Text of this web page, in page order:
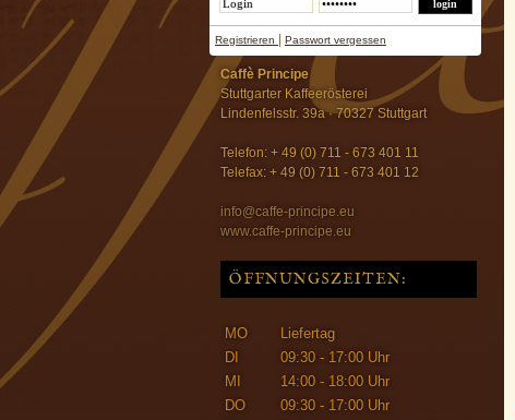
Registrieren Passwort vergessen
Caffè Principe
Stuttgarter Kaffeerösterei
Lindenfelsstr. 39a · 70327 Stuttgart
Telefon: + 49 (0) 711 - 673 401 11
Telefax: + 49 (0) 711 - 673 401 12
info@caffe-principe.eu
www.caffe-principe.eu
ÖFFNUNGSZEITEN:
MO
Liefertag
DI
09:30 - 17:00 Uhr
MI
14:00 - 18:00 Uhr
DO
09:30 - 17:00 Uhr